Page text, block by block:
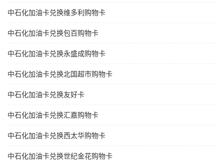
中石化加油卡兑换维多利购物卡
中石化加油卡兑换包百购物卡
中石化加油卡兑换永盛成购物卡
中石化加油卡兑换北国超市购物卡
中石化加油卡兑换友好卡
中石化加油卡兑换汇嘉购物卡
中石化加油卡兑换西太华购物卡
中石化加油卡兑换世纪金花购物卡